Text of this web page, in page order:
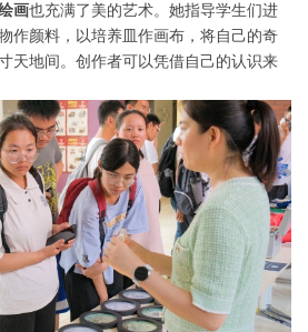
画也充满了美的艺术。她指导学生们进
颜料，以培养皿作画布，将自己的奇
天地间。创作者可以凭借自己的认识来